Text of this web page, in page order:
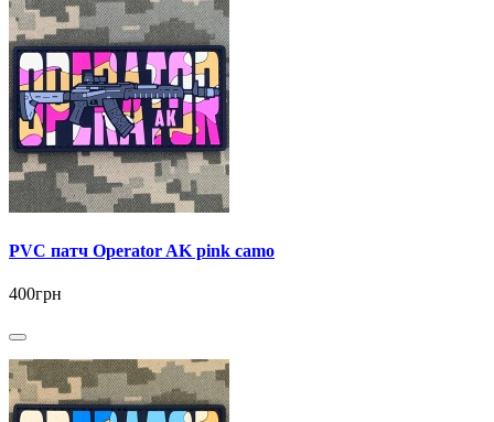
PVC патч Operator AK pink camo
400грн